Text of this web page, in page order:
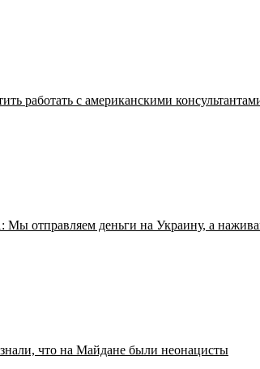
работать с американскими
отправляем деньги на Украину, а
что на Майдане были неонацисты